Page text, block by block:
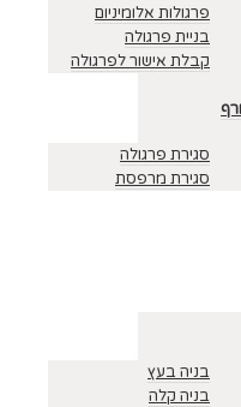
פרגולות אלומיניום
בניית פרגולה
קבלת אישור לפרגולה
סגירת פרגולה
סגירת מרפסת
בניה בעץ
בניה קלה